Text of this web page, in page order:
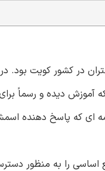
در کشور کویت بود.
آموزش دیده و رسماً
ای که پاسخ دهنده
اساسی را به منظور